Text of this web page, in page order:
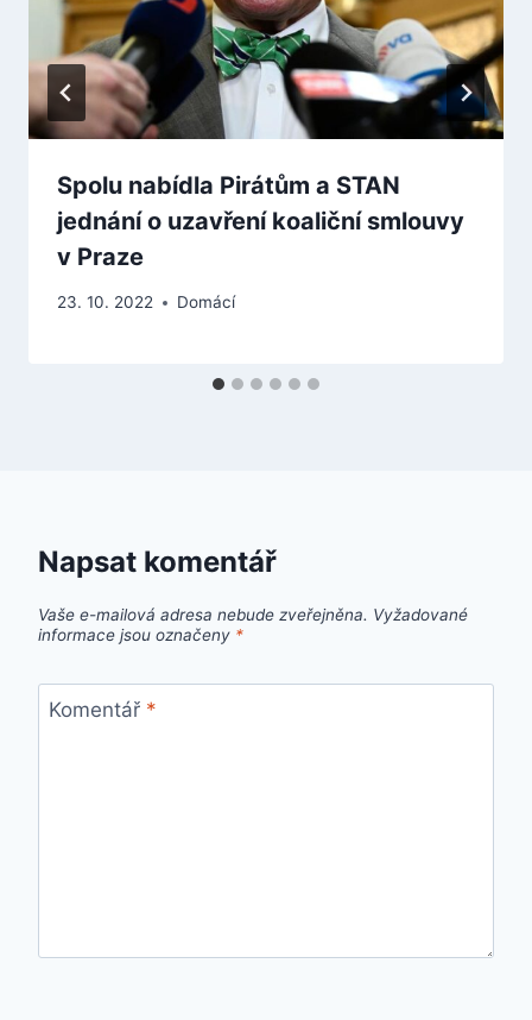
Spolu nabídla Pirátům a STAN
jednání o uzavření koaliční smlouvy
v Praze
23. 10. 2022 Domácí
Napsat komentář
Vaše e-mailová adresa nebude zveřejněna. Vyžadované
informace jsou označeny *
Komentář *